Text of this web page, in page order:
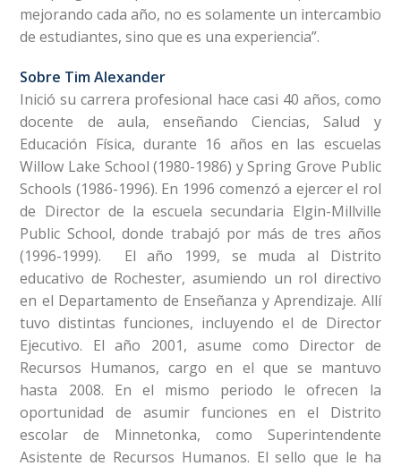
mejorando cada año, no es solamente un intercambio
de estudiantes, sino que es una experiencia”.
Sobre Tim Alexander
Inició su carrera profesional hace casi 40 años, como
docente de aula, enseñando Ciencias, Salud y
Educación Física, durante 16 años en las escuelas
Willow Lake School (1980-1986) y Spring Grove Public
Schools (1986-1996). En 1996 comenzó a ejercer el rol
de Director de la escuela secundaria Elgin-Millville
Public School, donde trabajó por más de tres años
(1996-1999). El año 1999, se muda al Distrito
educativo de Rochester, asumiendo un rol directivo
en el Departamento de Enseñanza y Aprendizaje. Allí
tuvo distintas funciones, incluyendo el de Director
Ejecutivo. El año 2001, asume como Director de
Recursos Humanos, cargo en el que se mantuvo
hasta 2008. En el mismo periodo le ofrecen la
oportunidad de asumir funciones en el Distrito
escolar de Minnetonka, como Superintendente
Asistente de Recursos Humanos. El sello que le ha